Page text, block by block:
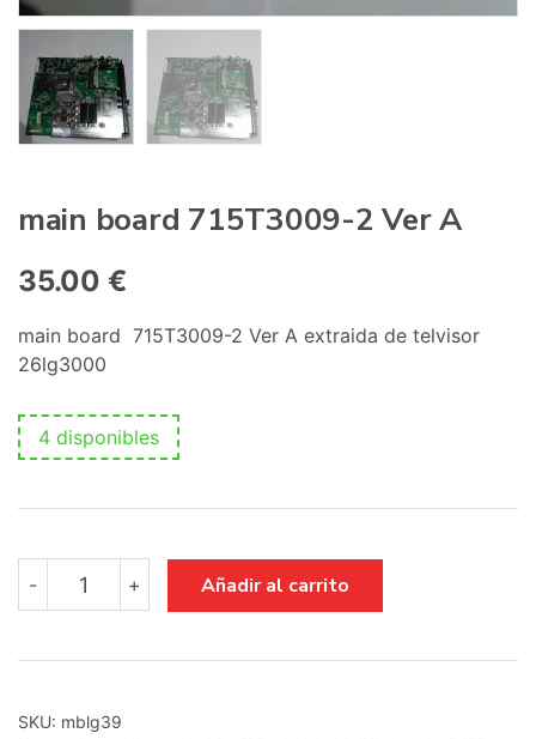
main board 715T3009-2 Ver A
35.00 €
main board 715T3009-2 Ver A extraida de telvisor
26lg3000
4 disponibles
-
board
715T3009-
Ver
cantidad
+ Añadir al carrito
SKU: mblg39